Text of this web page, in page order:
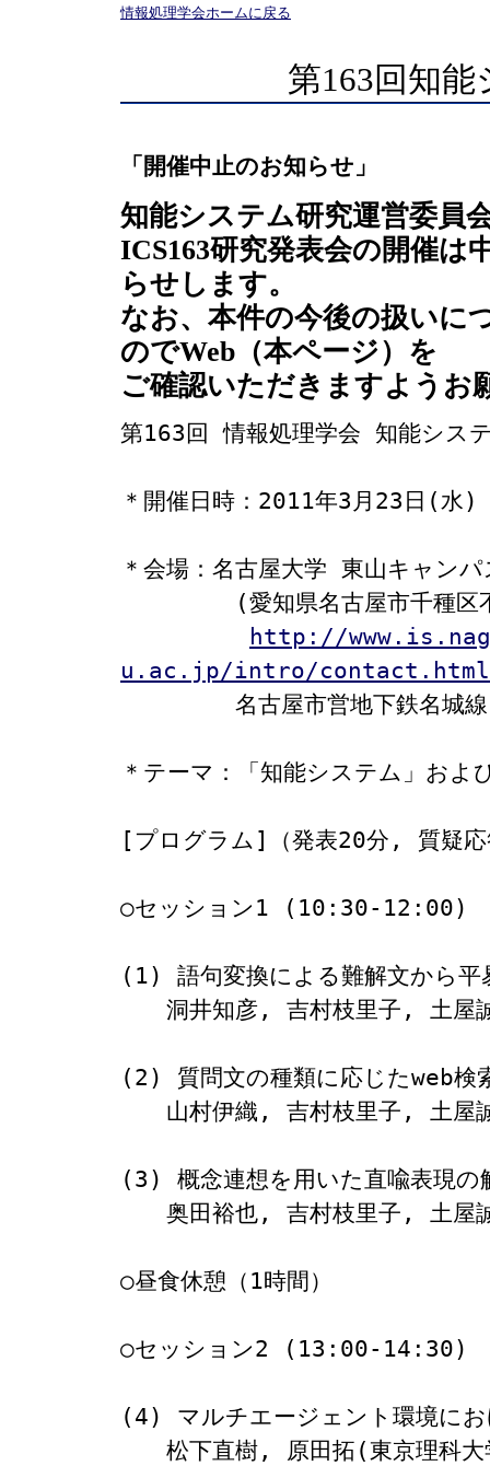
情報処理学会ホームに戻る
第163回知
「開催中止のお知らせ」
知能システム研究運営委員
ICS163研究発表会の開催は
らせします。
なお、本件の今後の扱いに
のでWeb（本ページ）を
ご確認いただきますようお
第163回 情報処理学会 知能シス
＊開催日時：2011年3月23日(水)
＊会場：名古屋大学 東山キャン
(愛知県名古屋市千種区
http://
u.ac.jp/intro/
名古屋市営地下鉄名城線
＊テーマ：「知能システム」およ
[プログラム]（発表20分, 質疑応
○セッション1 (10:30-12:00)
(1) 語句変換による難解文から平
洞井知彦, 吉村枝里子, 土屋
(2) 質問文の種類に応じたweb検
山村伊織, 吉村枝里子, 土屋
(3) 概念連想を用いた直喩表現の
奥田裕也, 吉村枝里子, 土屋
○昼食休憩（1時間）
○セッション2 (13:00-14:30)
(4) マルチエージェント環境にお
松下直樹, 原田拓(東京理科